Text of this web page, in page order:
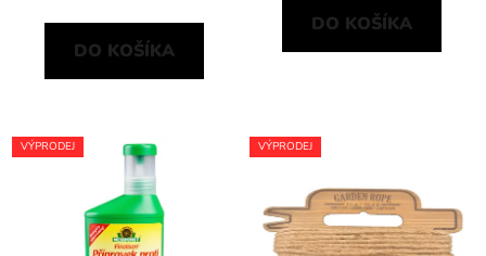
DO KOŠÍKA
DO KOŠÍKA
VÝPRODEJ VÝPRODEJ